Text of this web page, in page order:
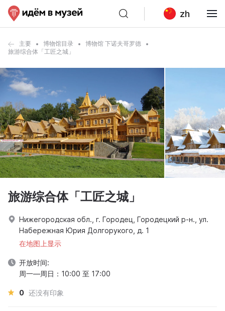
zh
主要 博物馆目录
博物馆 下诺夫哥罗德
旅游综合体「工匠之城」
旅游综合体「工匠之城」
Нижегородская обл., г. Городец, Городецкий р-н., ул.
Набережная Юрия Долгорукого, д. 1
在地图上显示
开放时间:
周一—周日：10:00 至 17:00
0 还没有印象